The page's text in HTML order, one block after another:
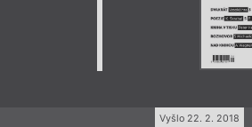
Vyšlo 22. 2. 2018